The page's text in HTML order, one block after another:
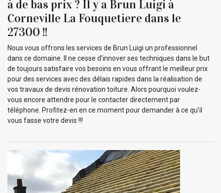
à de bas prix ? Il y a Brun Luigi à
Corneville La Fouquetiere dans le
27300 !!
Nous vous offrons les services de Brun Luigi un professionnel
dans ce domaine. Il ne cesse d’innover ses techniques dans le but
de toujours satisfaire vos besoins en vous offrant le meilleur prix
pour des services avec des délais rapides dans la réalisation de
vos travaux de devis rénovation toiture. Alors pourquoi voulez-
vous encore attendre pour le contacter directement par
téléphone. Profitez-en en ce moment pour demander à ce qu’il
vous fasse votre devis !!!